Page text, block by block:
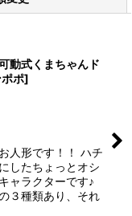
動式くまちゃんド
ポ]
人形です！！ ハチ
したちょっとオシ
ャラクターです♪
３種類あり、それ